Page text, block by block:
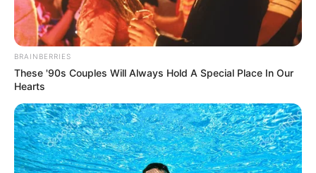
Ia berhasil lolos hingga episode terakhir tapi sayang, grup pria
yang menang pada acara tersebut. Ia kemudian kembali fokus
pada grupnya dengan debut bersama
2018 dengan mini album pertama++.
BRAINBERRIES
These '90s Couples Will Always Hold A Special Place In Our
Hearts